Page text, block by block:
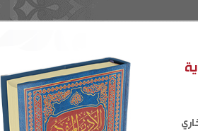
رياض الصالحين
$ 15.00
عليه وسلم من